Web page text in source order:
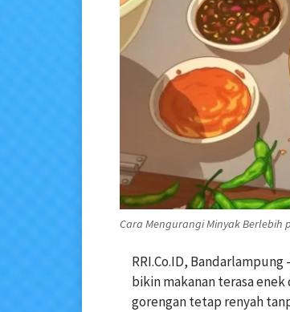
Cara Mengurangi Minyak Berlebih
RRI.Co.ID,
bikin makanan terasa enek
gorengan tetap renyah